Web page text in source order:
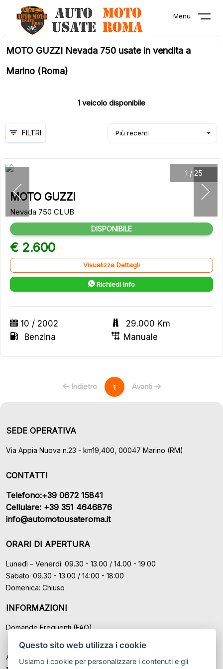
Menu
Questo sito web utilizza i cookie
Usiamo i cookie per personalizzare i contenuti e gli
MOTO GUZZI Nevada 750 usate in vendita a
Marino (Roma)
1 veicolo disponibile
Più recenti
FILTRI
1 / 25
MOTO GUZZI
Nevada 750 CLUB
DISPONIBILE
€ 2.600
Visualizza Dettagli
Richiedi Info
10 / 2002
29.000 Km
Benzina
Manuale
Indietro 1 Avanti
SEDE OPERATIVA
Via Appia Nuova n.23 - km19,400, 00047 Marino (RM)
CONTATTI
Telefono:+39 0672 15841
Cellulare: +39 351 4646876
info@automotousateroma.it
ORARI DI APERTURA
Lunedì – Venerdì: 09.30 - 13.00 / 14.00 - 19.00
Sabato: 09.30 - 13.00 / 14:00 - 18:00
Domenica: Chiuso
INFORMAZIONI
Domande Frequenti (FAQ)
Auto Moto Usate Roma Srl sede di Marino - Roma, P.IVA: IT